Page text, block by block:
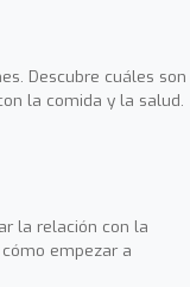
Descubre cuáles son
la comida y la salud.
la relación con la
empezar a